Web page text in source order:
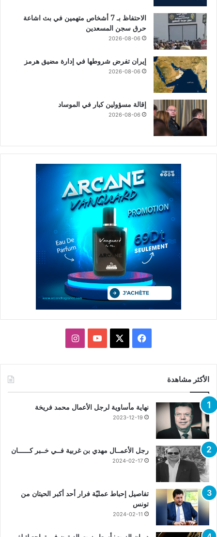
الاحتفاظ بـ 7 أشخاص متهمين في بث اشاعة
حرق سجن المسعدين
2026-08-06
إيران تفرض شروطها في إدارة مضيق هرمز
2026-08-06
إقالة مسؤولين كبار في الموساد
2026-08-06
فيسبوك يوتيوبانستقرام
الأكثر مشاهدة
نهاية مأساوية لرجل الأعمال محمد فريخة
2023-12-19
رجل الأعمــال مهدي بن غربية فــي خــبر كــــــان
2024-02-17
تفاصيل إحباط عمليّة فرار أحد أكبر الحيتان من
تونس
2024-02-11